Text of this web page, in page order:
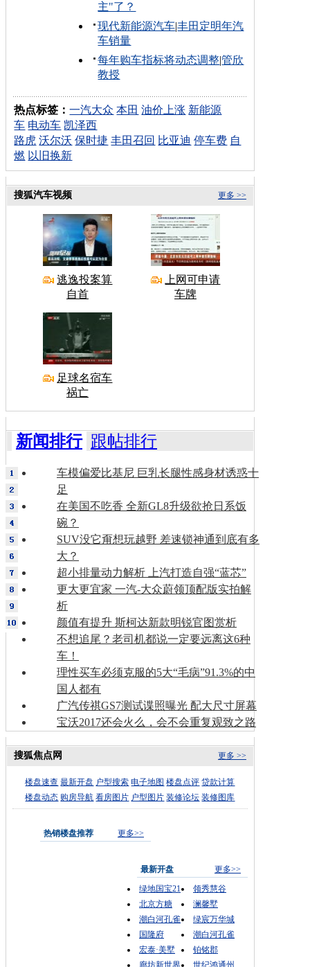
主"了？
现代新能源汽车|丰田定明年汽
车销量
每年购车指标将动态调整|管欣
教授
热点标签：一汽大众 本田 油价上涨 新能源
车 电动车 凯泽西
路虎 沃尔沃 保时捷 丰田召回 比亚迪 停车费 自
燃 以旧换新
更多 >>
搜狐汽车视频
逃逸投案算
自首
上网可申请
车牌
足球名宿车
祸亡
新闻排行 跟帖排行
车模偏爱比基尼 巨乳长腿性感身材诱惑十
足
在美国不吃香 全新GL8升级欲抢日系饭
碗？
SUV没它甭想玩越野 差速锁神通到底有多
大？
超小排量动力解析 上汽打造自强“蓝芯”
更大更宜家 一汽-大众蔚领顶配版实拍解
析
颜值有提升 斯柯达新款明锐官图赏析
不想追尾？老司机都说一定要远离这6种
车！
理性买车必须克服的5大“毛病”91.3%的中
国人都有
广汽传祺GS7测试谍照曝光 配大尺寸屏幕
宝沃2017还会火么，会不会重复观致之路
更多 >>
搜狐焦点网
楼盘速查 最新开盘 户型搜索 电子地图 楼盘点评 贷款计算
楼盘动态 购房导航 看房图片 户型图片 装修论坛 装修图库
热销楼盘推荐 更多>>
最新开盘
更多>>
绿地国宝21
领秀慧谷
北京方糖
澜馨墅
潮白河孔雀
绿宸万华城
国隆府
潮白河孔雀
宏泰·美墅
铂铭郡
廊坊新世界
世纪鸿通州